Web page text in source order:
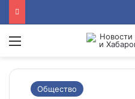
Menu
Общество